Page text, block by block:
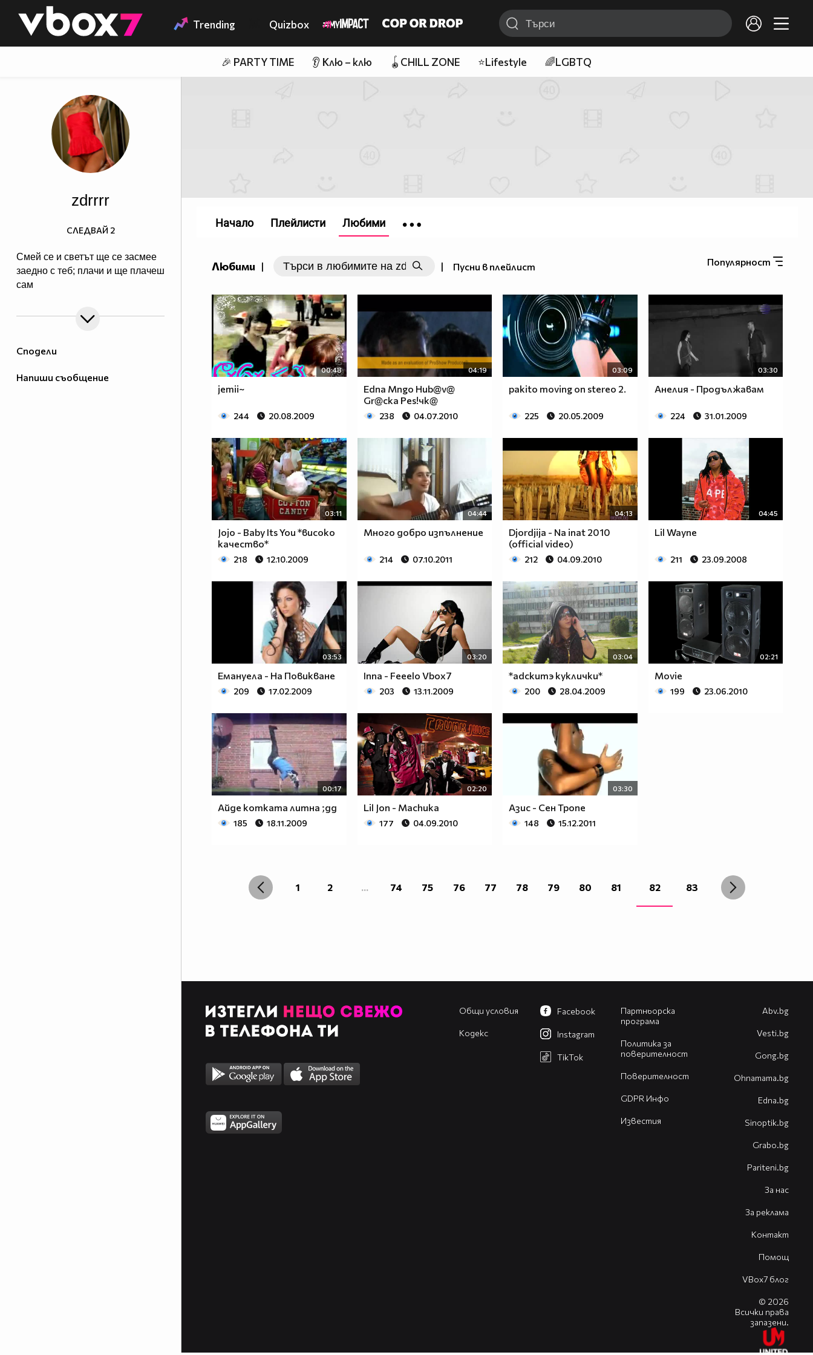
👾 Trending Quizbox
🎉 PARTY TIME 👂 Клю – клю 🪀CHILL ZONE ⭐Lifestyle 🌈LGBTQ
Сподели
Напиши съобщение
zdrrrr
Смей се и светът ще се засмее
заедно с теб; плачи и ще плачеш
сам
СЛЕДВАЙ 2
Любими | | Пусни в плейлист Популярност
00:48
jemii~
244 20.08.2009
04:19
Edna Mngo Hub@v@
Gr@cka Pes!чк@
238 04.07.2010
03:09
pakito moving on stereo 2.
225 20.05.2009
03:30
Анелия - Продължавам
224 31.01.2009
03:11
Jojo - Baby Its You *високо
качество*
218 12.10.2009
04:44
Много добро изпълнение
214 07.10.2011
04:13
Djordjija - Na inat 2010
(official video)
212 04.09.2010
04:45
Lil Wayne
211 23.09.2008
03:53
Емануела - На Повикване
209 17.02.2009
03:20
Inna - Feeelо Vbox7
203 13.11.2009
03:04
*adскитэ куклички*
200 28.04.2009
02:21
Movie
199 23.06.2010
00:17
Айде котката литна ;дд
185 18.11.2009
02:20
Lil Jon - Machuka
177 04.09.2010
03:30
Азис - Сен Тропе
148 15.12.2011
1 2 ... 74 75 76 77 78 79 80 81 82 83
Начало Плейлисти Любими
Общи условия
Кодекс
Партньорска
програма
Политика за
поверителност
Поверителност
GDPR Инфо
Известия
Facebook
Instagram
TikTok
Abv.bg
Vesti.bg
Gong.bg
Оhnamama.bg
Edna.bg
Sinoptik.bg
Grabo.bg
Pariteni.bg
За нас
За реклама
Контакт
Помощ
VBox7 блог
© 2026
Всички права
запазени.